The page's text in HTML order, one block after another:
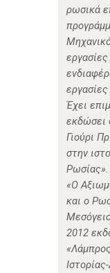
ρωσικά
Έχει
εκδώσει
Γιούρι
στην
Ρωσίας».
«Ο
και ο
2012